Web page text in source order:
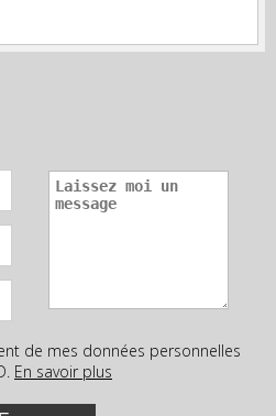
de mes données personnelles
En savoir plus